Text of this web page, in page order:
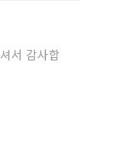
서 감사합